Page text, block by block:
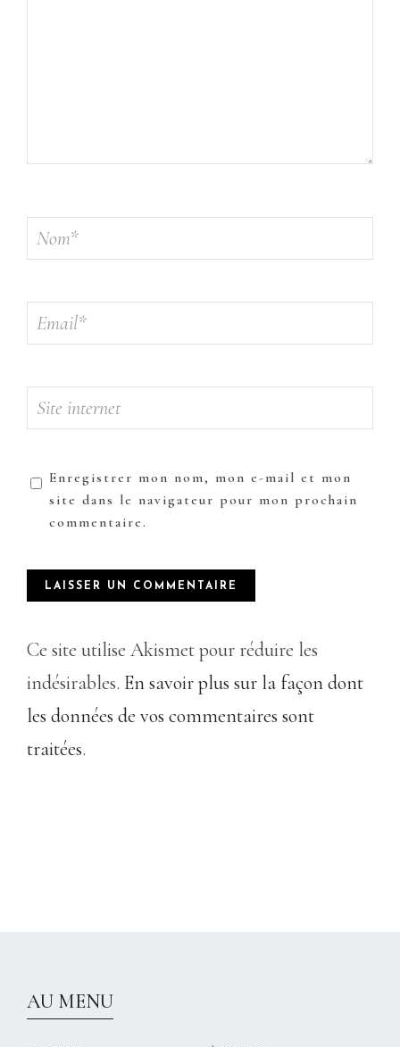
Enregistrer mon nom, mon e-mail et mon
site dans le navigateur pour mon prochain
commentaire.
Ce site utilise Akismet pour réduire les
indésirables. En savoir plus sur la façon dont
les données de vos commentaires sont
traitées.
AU MENU